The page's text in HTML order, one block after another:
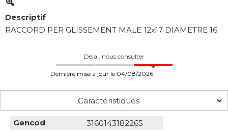
Descriptif
RACCORD PER GLISSEMENT MALE 12x17 DIAMETRE 16
Délai, nous consulter
Dernière mise à jour le 04/08/2026
Caractéristiques
Gencod 3160143182265